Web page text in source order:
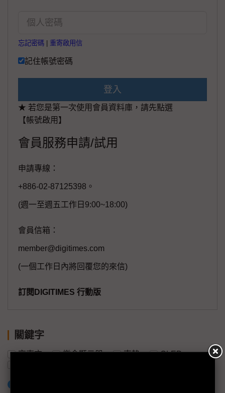
忘記密碼 重寄啟用信
記住帳號密碼
登入
★ 若您是第一次使用會員資料庫，請先點選
【帳號啟用】
會員服務申請/試用
申請專線：
+886-02-87125398。
(週一至週五工作日9:00~18:00)
會員信箱：
member@digitimes.com
(一個工作日內將回覆您的來信)
訂閱DIGITIMES 行動版
關鍵字
京東方 樂金顯示器 南韓
OLED